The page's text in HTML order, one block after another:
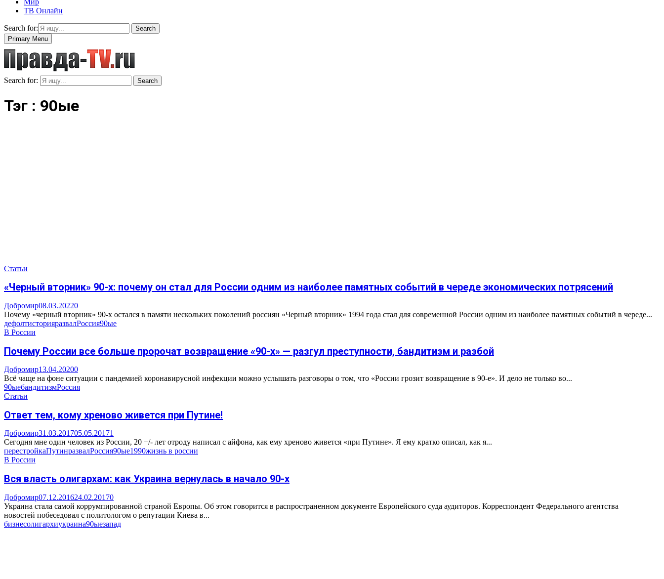
Мир
ТВ Онлайн
Search for:
Search
Primary Menu
Search for: Search
Тэг : 90ые
Статьи
«Черный вторник» 90-х: почему он стал для России одним из наиболее памятных событий в череде экономических потрясений
Добромир08.03.20220
Почему «черный вторник» 90-х остался в памяти нескольких поколений россиян «Черный вторник» 1994 года стал для современной России одним из наиболее памятных событий в череде...
дефолтисторияразвалРоссия90ые
В России
Почему России все больше пророчат возвращение «90-х» — разгул преступности, бандитизм и разбой
Добромир13.04.20200
Всё чаще на фоне ситуации с пандемией коронавирусной инфекции можно услышать разговоры о том, что «России грозит возвращение в 90-е». И дело не только во...
90ыебандитизмРоссия
Статьи
Ответ тем, кому хреново живется при Путине!
Добромир31.03.201705.05.20171
Сегодня мне один человек из России, 20 +/- лет отроду написал с айфона, как ему хреново живется «при Путине». Я ему кратко описал, как я...
перестройкаПутинразвалРоссия90ые1990жизнь в россии
В России
Вся власть олигархам: как Украина вернулась в начало 90-х
Добромир07.12.201624.02.20170
Украина стала самой коррумпированной страной Европы. Об этом говорится в распространенном документе Европейского суда аудиторов. Корреспондент Федерального агентства
новостей побеседовал с политологом о репутации Киева в...
бизнесолигархиукраина90ыезапад